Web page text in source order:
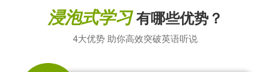
浸泡式学习有哪些优势？
4大优势 助你高效突破英语听说